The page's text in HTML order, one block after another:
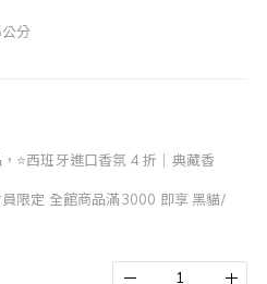
分
⭐西班牙進口香氛 4 折｜典藏香
限定 全館商品滿3000 即享 黑貓/